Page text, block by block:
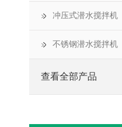
冲压式潜水搅拌机
不锈钢潜水搅拌机
查看全部产品